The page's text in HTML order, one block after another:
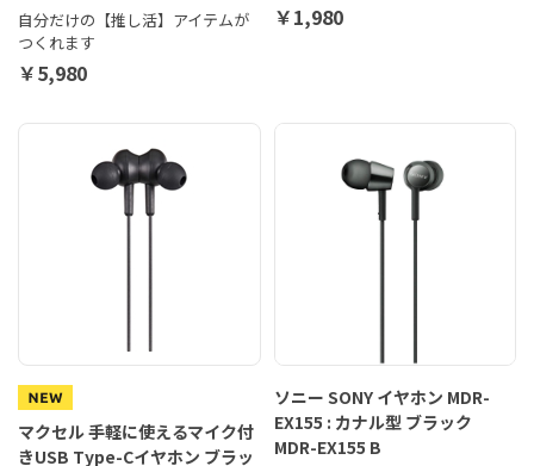
自分だけの【推し活】アイテムが
つくれます
￥5,980
￥1,980
マクセル 手軽に使えるマイク付
きUSB Type-Cイヤホン ブラッ
ソニー SONY イヤホン MDR-
EX155 : カナル型 ブラック
MDR-EX155 B